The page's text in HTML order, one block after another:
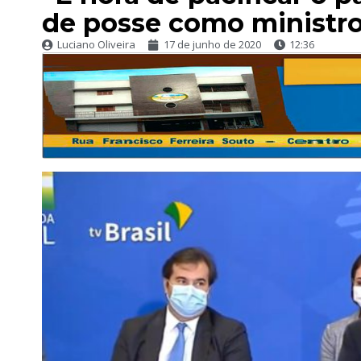
de posse como
Luciano Oliveira 17 de junho de 2020 12:36